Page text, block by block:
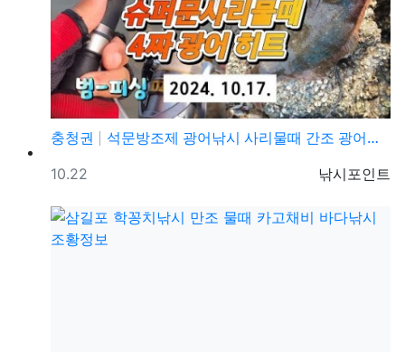
충청권
석문방조제 광어낚시 사리물때 간조 광어루어낚시 조황정보
등록자
낚시포인트
등록일
10.22